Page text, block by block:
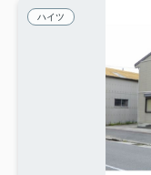
ハイツ